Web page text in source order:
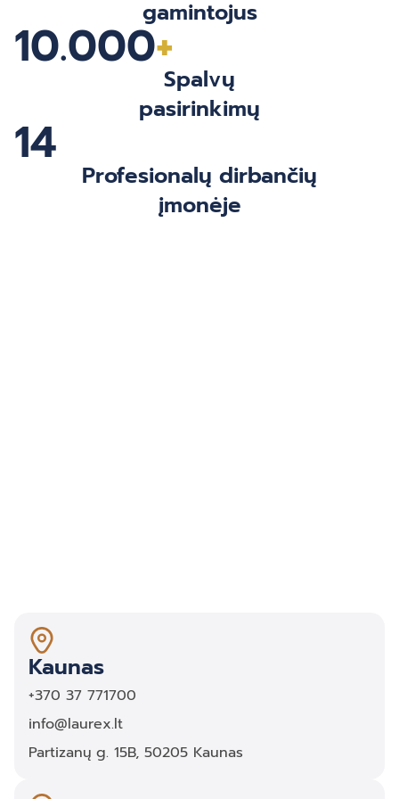
gamintojus
10.000+
Spalvų
pasirinkimų
14
Profesionalų dirbančių
įmonėje
Kaunas
+370 37 771700
info@laurex.lt
Partizanų g. 15B, 50205 Kaunas